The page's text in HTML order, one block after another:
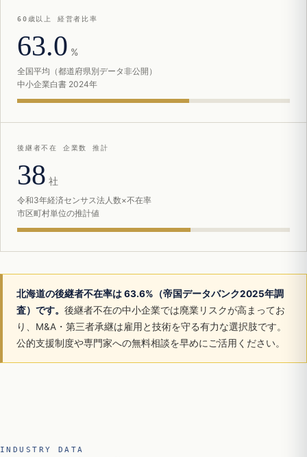
60歳以上 経営者比率
63.0 %
全国平均（都道府県別データ非公開）
中小企業白書 2024年
後継者不在 企業数 推計
38 社
令和3年経済センサス法人数×不在率
市区町村単位の推計値
北海道の後継者不在率は 63.6%（帝国データバンク2025年調
査）です。 後継者不在の中小企業では廃業リスクが高まってお
り、M&A・第三者承継は雇用と技術を守る有力な選択肢です。
公的支援制度や専門家への無料相談を早めにご活用ください。
INDUSTRY DATA